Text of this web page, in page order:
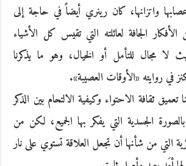
واتزانها، كان رينري أيضاً في حاجة إلى
الجافة لعائلته التي تقيس كل الأشياء
لا مجال للتأمل أو الخيال، وهو ما يذكرنا
في روايته «الأوقات العصيبة».
ثقافة الاحتواء وكيفية الالتحام بين الذكر
الجسدية التي يفكر بها الجميع، لكن من
التي من شأنها أن تجعل العلاقة تستوي على نار